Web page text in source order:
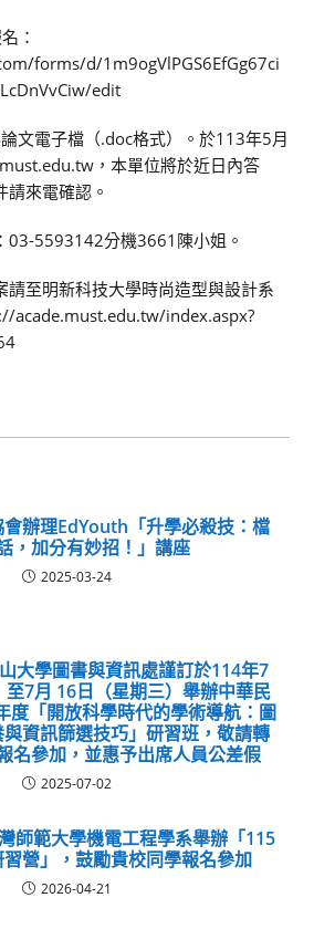
：
forms/d/1m9ogVlPGS6EfGg67ci
edit
文電子檔（.doc格式）。於113年5月
，本單位將於近日內答
來電確認。
03-5593142分機3661陳小姐。
請至明新科技大學時尚造型與設計系
acade.must.edu.tw/index.aspx?
辦理EdYouth「升學必殺技：檔
，加分有妙招！」講座
2025-03-24
大學圖書與資訊處謹訂於114年7
7月 16日（星期三）舉辦中華民
度「開放科學時代的學術導航：圖
資訊篩選技巧」研習班，敬請轉
名參加，並惠予出席人員公差假
2025-07-02
師範大學機電工程學系舉辦「115
營」，鼓勵貴校同學報名參加
2026-04-21